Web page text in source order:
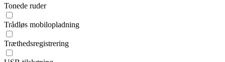
Tonede ruder
Trådløs mobilopladning
Træthedsregistrering